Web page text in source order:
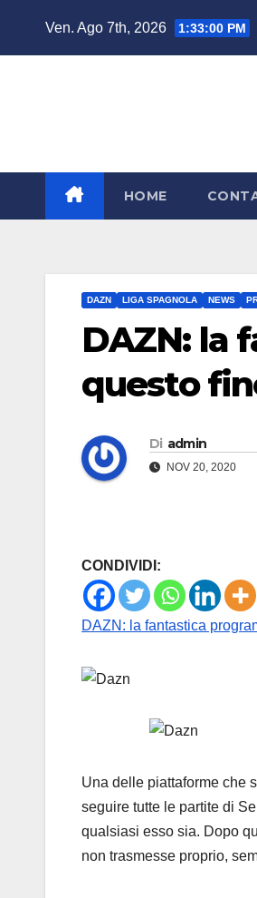
Ven. Ago 7th, 2026 1:33:01 PM
HOME
DAZN LIGA SPAGNOLA NEWS
DAZN: la
questo
Di admin
NOV 20, 2020
CONDIVIDI:
DAZN: la fantastica
Una delle piattaforme che
seguire tutte le partite di
qualsiasi esso sia. Dopo
non trasmesse proprio,